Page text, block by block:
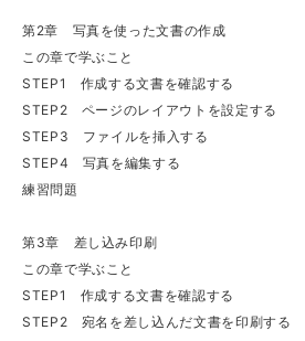
第2章 写真を使った文書の作成
この章で学ぶこと
STEP1 作成する文書を確認する
STEP2 ページのレイアウトを設定する
STEP3 ファイルを挿入する
STEP4 写真を編集する
練習問題
第3章 差し込み印刷
この章で学ぶこと
STEP1 作成する文書を確認する
STEP2 宛名を差し込んだ文書を印刷する